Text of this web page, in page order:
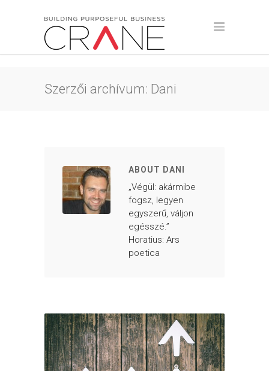
Szerzői archívum: Dani
ABOUT DANI
„Végül: akármibe
fogsz, legyen
egyszerű, váljon
egésszé.”
Horatius: Ars
poetica